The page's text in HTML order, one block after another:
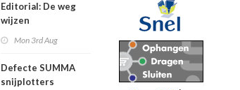
Editorial: De weg
wijzen
Mon 3rd Aug
Defecte SUMMA
snijplotters